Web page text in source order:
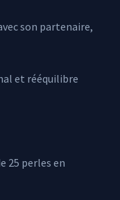
son partenaire,
et rééquilibre
25 perles en